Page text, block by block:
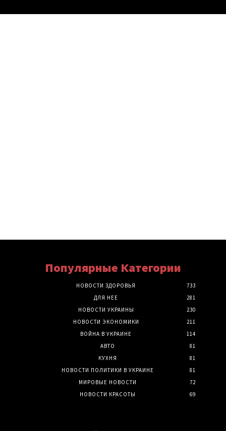
Популярные Категории
НОВОСТИ ЗДОРОВЬЯ
733
ДЛЯ НЕЕ
281
НОВОСТИ УКРАИНЫ
230
НОВОСТИ ЭКОНОМИКИ
211
ВОЙНА В УКРАИНЕ
114
АВТО
81
КУХНЯ
81
НОВОСТИ ПОЛИТИКИ В УКРАИНЕ
81
МИРОВЫЕ НОВОСТИ
72
НОВОСТИ КРАСОТЫ
69